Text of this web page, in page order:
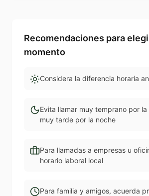
Recomendaciones para
momento
Considera la diferencia horaria
Evita llamar muy temprano por la
muy tarde por la noche
Para llamadas a empresas u
horario laboral local
Para familia y amigos, acuerda